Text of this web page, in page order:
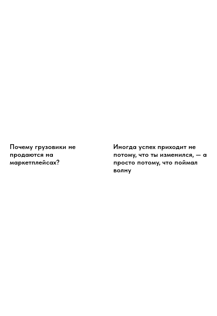
Почему грузовики не
продаются на
маркетплейсах?
Иногда успех приходит не
потому, что ты изменился, — а
просто потому, что поймал
волну